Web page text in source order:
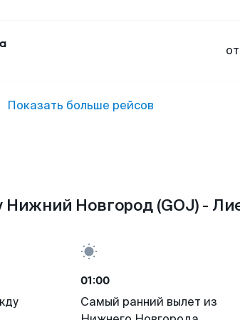
от
Показать больше рейсов
Новгород (GOJ) -
01:00
Самый ранний вылет из